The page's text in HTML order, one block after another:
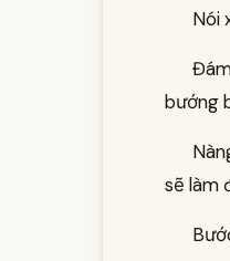
Nói
bướng
sẽ làm